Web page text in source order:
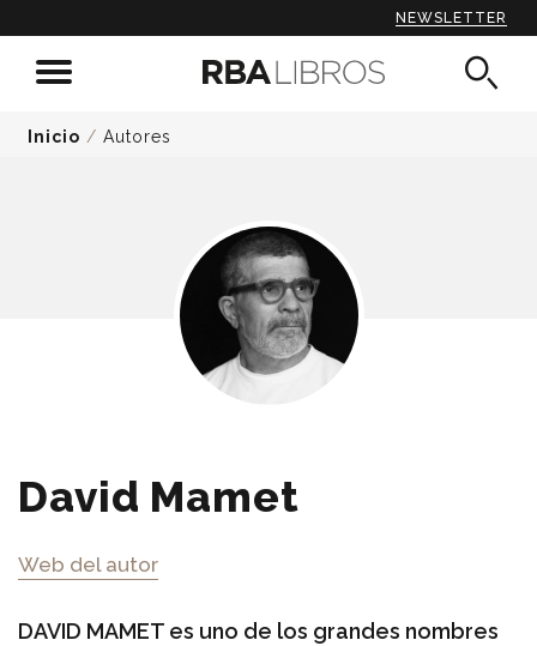
NEWSLETTER
Inicio / Autores
David Mamet
Web del autor
DAVID MAMET es uno de los grandes nombres